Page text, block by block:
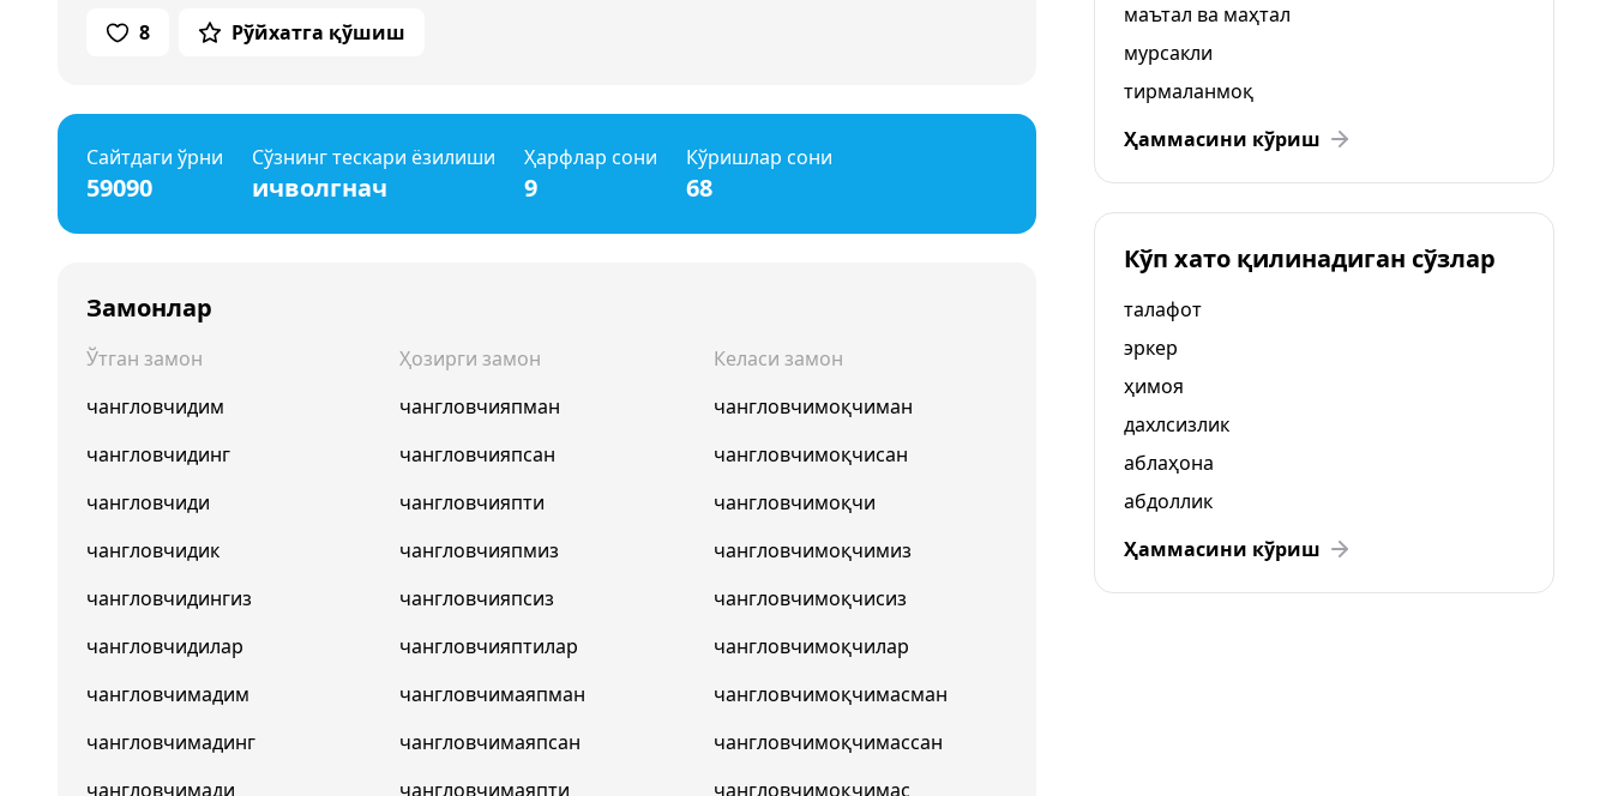
8 Рўйхатга қўшиш
Сайтдаги ўрни
59090
Сўзнинг тескари ёзилиши
ичволгнач
Ҳарфлар сони
9
Кўришлар сони
68
Замонлар
Ўтган замон
чангловчидим
чангловчидинг
чангловчиди
чангловчидик
чангловчидингиз
чангловчидилар
чангловчимадим
чангловчимадинг
чангловчимади
Ҳозирги замон
чангловчияпман
чангловчияпсан
чангловчияпти
чангловчияпмиз
чангловчияпсиз
чангловчияптилар
чангловчимаяпман
чангловчимаяпсан
чангловчимаяпти
Келаси замон
чангловчимоқчиман
чангловчимоқчисан
чангловчимоқчи
чангловчимоқчимиз
чангловчимоқчисиз
чангловчимоқчилар
чангловчимоқчимасман
чангловчимоқчимассан
чангловчимоқчимас
маътал ва маҳтал
мурсакли
тирмаланмоқ
Ҳаммасини кўриш
Кўп хато қилинадиган сўзлар
талафот
эркер
ҳимоя
дахлсизлик
аблаҳона
абдоллик
Ҳаммасини кўриш